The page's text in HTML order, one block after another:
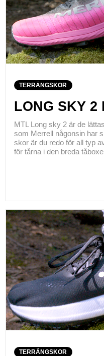
TERRÄNGSKOR
LONG SKY 2
MTL Long sky 2 är de
som Merrell någonsin har
skor är du redo för all typ
för tårna i den breda
TERRÄNGSKOR